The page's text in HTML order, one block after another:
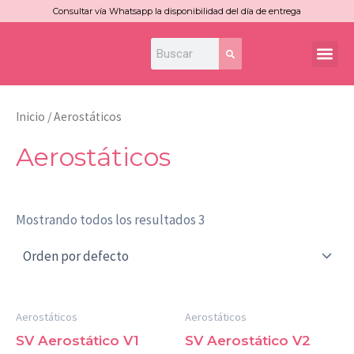
Consultar vía Whatsapp la disponibilidad del día de entrega
Search
Inicio / Aerostáticos
Aerostáticos
Mostrando todos los resultados 3
Aerostáticos
SV Aerostático V1
Aerostáticos
SV Aerostático V2